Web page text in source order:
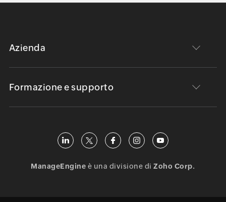
Azienda
Formazione e supporto
ManageEngine è una divisione di Zoho Corp.